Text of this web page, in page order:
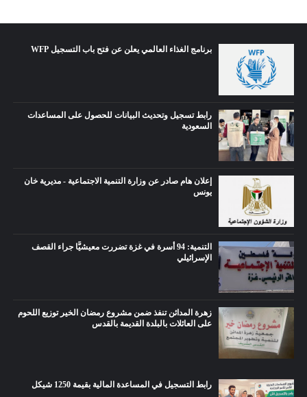
برنامج الغذاء العالمي يعلن عن فتح باب التسجيل WFP
رابط تسجيل وتحديث البيانات للحصول على المساعدات
السعودية
إعلان هام صادر عن وزارة التنمية الاجتماعية - مديرية خان
يونس
التنمية: 94 أسرة في غزة تضررت معيشيًّا جراء القصف
الإسرائيلي
زهرة المدائن تنفذ ضمن مشروع رمضان الخير توزيع اللحوم
على العائلات بالبلدة القديمة بالقدس
رابط التسجيل في المساعدة المالية بقيمة 1250 شيكل